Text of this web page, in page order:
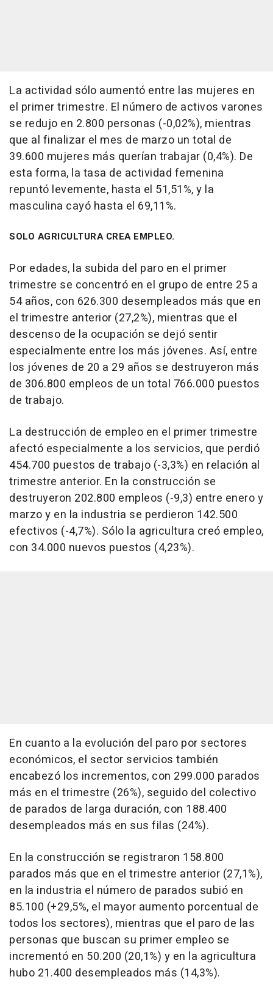
La actividad sólo aumentó entre las mujeres en
el primer trimestre. El número de activos varones
se redujo en 2.800 personas (-0,02%), mientras
que al finalizar el mes de marzo un total de
39.600 mujeres más querían trabajar (0,4%). De
esta forma, la tasa de actividad femenina
repuntó levemente, hasta el 51,51%, y la
masculina cayó hasta el 69,11%.
SOLO AGRICULTURA CREA EMPLEO.
Por edades, la subida del paro en el primer
trimestre se concentró en el grupo de entre 25 a
54 años, con 626.300 desempleados más que en
el trimestre anterior (27,2%), mientras que el
descenso de la ocupación se dejó sentir
especialmente entre los más jóvenes. Así, entre
los jóvenes de 20 a 29 años se destruyeron más
de 306.800 empleos de un total 766.000 puestos
de trabajo.
La destrucción de empleo en el primer trimestre
afectó especialmente a los servicios, que perdió
454.700 puestos de trabajo (-3,3%) en relación al
trimestre anterior. En la construcción se
destruyeron 202.800 empleos (-9,3) entre enero y
marzo y en la industria se perdieron 142.500
efectivos (-4,7%). Sólo la agricultura creó empleo,
con 34.000 nuevos puestos (4,23%).
En cuanto a la evolución del paro por sectores
económicos, el sector servicios también
encabezó los incrementos, con 299.000 parados
más en el trimestre (26%), seguido del colectivo
de parados de larga duración, con 188.400
desempleados más en sus filas (24%).
En la construcción se registraron 158.800
parados más que en el trimestre anterior (27,1%),
en la industria el número de parados subió en
85.100 (+29,5%, el mayor aumento porcentual de
todos los sectores), mientras que el paro de las
personas que buscan su primer empleo se
incrementó en 50.200 (20,1%) y en la agricultura
hubo 21.400 desempleados más (14,3%).